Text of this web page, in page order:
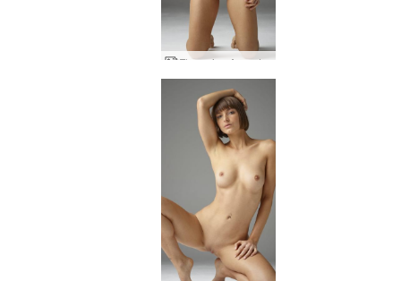
Flora viva Argentiina